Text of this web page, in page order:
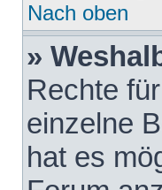
Nach oben
»
Rechte
einzelne
hat es